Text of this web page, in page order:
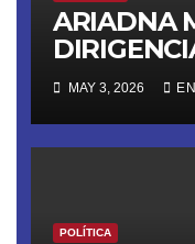
ARIADNA
LANZA
AL 2027
MAY 3, 2026
POLÍTICA